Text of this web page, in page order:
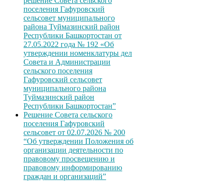
поселения Гафуровский
сельсовет муниципального
района Туймазинский район
Республики Башкортостан от
27.05.2022 года № 192 «Об
утверждении номенклатуры дел
Совета и Администрации
сельского поселения
Гафуровский сельсовет
муниципального района
Туймазинский район
Республики Башкортостан”
Решение Совета сельского
поселения Гафуровский
сельсовет от 02.07.2026 № 200
“Об утверждении Положения об
организации деятельности по
правовому просвещению и
правовому информированию
граждан и организаций”